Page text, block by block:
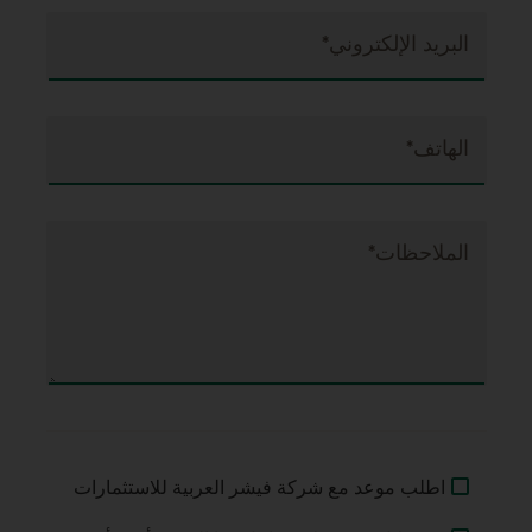
البريد الإلكتروني*
الهاتف*
الملاحظات*
اطلب موعد مع شركة فيشر العربية للاستثمارات